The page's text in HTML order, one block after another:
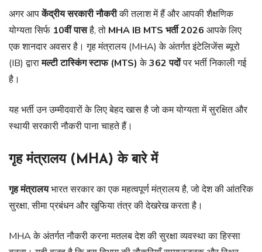
अगर आपकेंद्रीय सरकारी नौकरीकी तलाश में हैं और आपकी शैक्षणिक
योग्यता सिर्फ 10वीं पासहै, तो MHA IB MTS भर्ती 2026 आपके लिए
एक शानदार अवसर है। गृह मंत्रालय (MHA) के अंतर्गत इंटेलिजेंस ब्यूरो
(IB) द्वारामल्टी टास्किंग स्टाफ (MTS) के362 पदोंपर भर्ती निकाली गई
है।
यह भर्ती उन उम्मीदवारों के लिए बेहद खास है जो कम योग्यता में सुरक्षित और
स्थायी सरकारी नौकरी पाना चाहते हैं।
गृह मंत्रालय (MHA) के बारे में
गृह मंत्रालयभारत सरकार का एक महत्वपूर्ण मंत्रालय है, जो देश की आंतरिक
सुरक्षा, सीमा प्रबंधन और खुफिया तंत्र की देखरेख करता है।
MHA के अंतर्गत नौकरी करना मतलब देश की सुरक्षा व्यवस्था का हिस्सा